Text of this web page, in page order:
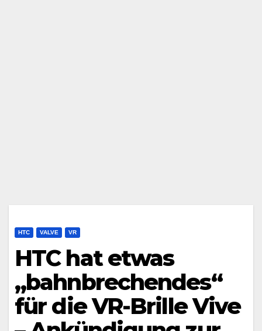
HTC VALVE VR
HTC hat etwas
„bahnbrechendes“
für die VR-Brille Vive